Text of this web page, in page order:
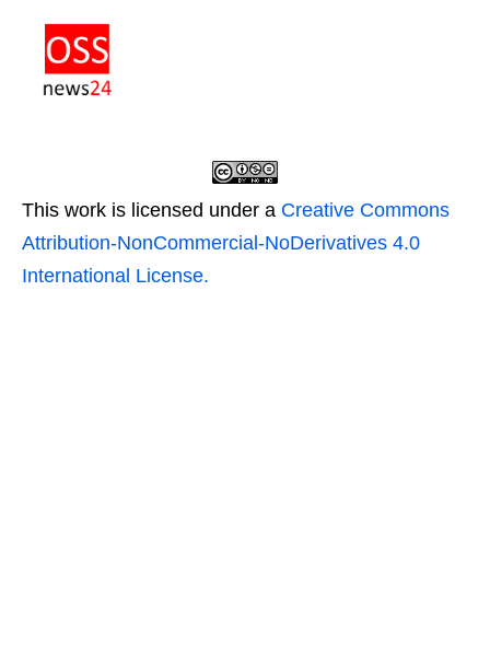
This work is licensed under a Creative Commons
Attribution-NonCommercial-NoDerivatives 4.0
International License.